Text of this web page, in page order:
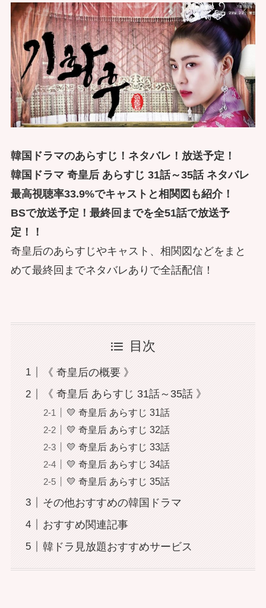
韓国ドラマのあらすじ！ネタバレ！放送予定！
韓国ドラマ 奇皇后 あらすじ 31話～35話 ネタバレ
最高視聴率33.9%でキャストと相関図も紹介！
BSで放送予定！最終回までを全51話で放送予
定！！
奇皇后のあらすじやキャスト、相関図などをまと
めて最終回までネタバレありで全話配信！
目次
《 奇皇后の概要 》
《 奇皇后 あらすじ 31話～35話 》
💛 奇皇后 あらすじ 31話
💛 奇皇后 あらすじ 32話
💛 奇皇后 あらすじ 33話
💛 奇皇后 あらすじ 34話
💛 奇皇后 あらすじ 35話
その他おすすめの韓国ドラマ
おすすめ関連記事
韓ドラ見放題おすすめサービス